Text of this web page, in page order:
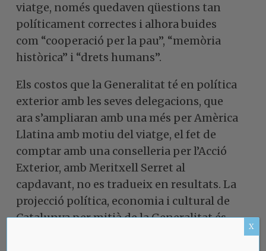
viatge, només quedaven qüestions tan
políticament correctes i alhora buides
com “cooperació per la pau”, “memòria
històrica” i “drets humans”.
Els costos que la Generalitat té en política
exterior amb les seves delegacions, que
ara s’ampliaran amb una més per Amèrica
Llatina amb motiu del viatge, el fet de
comptar amb una conselleria per l’Acció
Exterior, amb Meritxell Serret al
capdavant, no es tradueix en resultats. La
projecció política, economia i cultural de
Catalunya per mitjà de la Generalitat és
X